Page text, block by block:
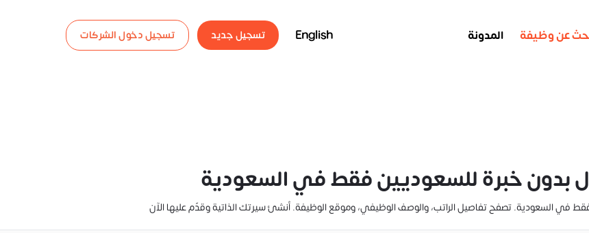
عن وظيفة المدونة English تسجيل جديد تسجيل دخول الشركات